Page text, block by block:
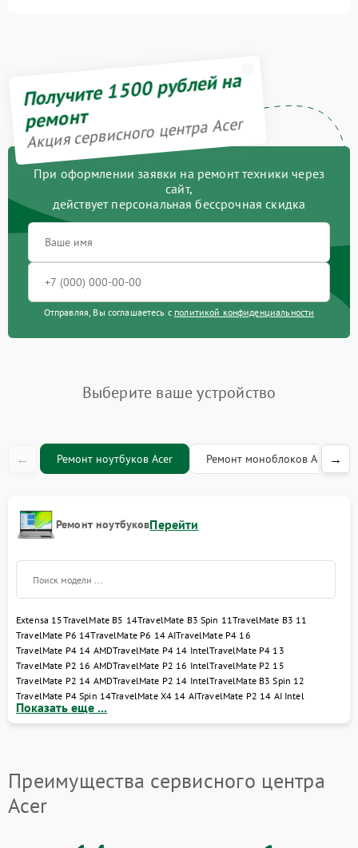
Замена процессора 1545 рублей
Замена системы
охлаждения
1645 рублей
Замена видеокарты 1890 рублей
Замена термопасты 1095 рублей
760 рублей
Замена микрофона 1050 рублей
Замена USB порта
Ремонт разъема питания
Замена южного моста 1950 рублей
Замена северного моста 1950 рублей
Замена тачпада 1500 рублей
Получите 1500 рублей на
ремонт
Акция сервисного центра Acer
При оформлении заявки на ремонт техники через
сайт,
действует персональная бессрочная скидка
Отправляя, Вы соглашаетесь с политикой конфиденциальности
Выберите ваше устройство
← Ремонт ноутбуков Acer Ремонт моноблоков Acer →
Ремонт ноутбуковПерейти
Extensa 15TravelMate B5 14TravelMate B3 Spin 11TravelMate B3 11
TravelMate P6 14TravelMate P6 14 AITravelMate P4 16
TravelMate P4 14 AMDTravelMate P4 14 IntelTravelMate P4 13
TravelMate P2 16 AMDTravelMate P2 16 IntelTravelMate P2 15
TravelMate P2 14 AMDTravelMate P2 14 IntelTravelMate B3 Spin 12
TravelMate P4 Spin 14TravelMate X4 14 AITravelMate P2 14 AI Intel
Показать еще ...
Преимущества сервисного центра
Acer